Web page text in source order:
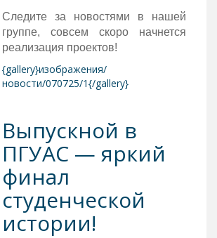
Следите за новостями в нашей
группе, совсем скоро начнется
реализация проектов!
{gallery}изображения/
новости/070725/1{/gallery}
Выпускной в
ПГУАС — яркий
финал
студенческой
истории!